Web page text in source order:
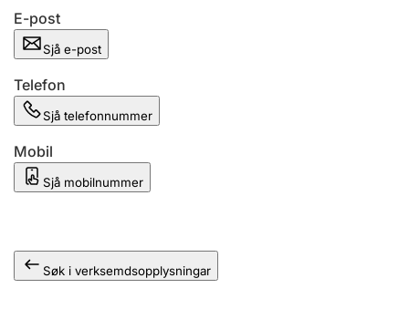
E-post
Sjå e-post
Telefon
Sjå telefonnummer
Mobil
Sjå mobilnummer
Søk i verksemdsopplysningar